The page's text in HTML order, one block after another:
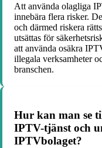
Att använda olagliga
innebära flera risker.
och därmed riskera
utsättas för
att använda osäkra
illegala verksamheter
branschen.
Hur kan man se
IPTV-tjänst och
IPTVbolaget?